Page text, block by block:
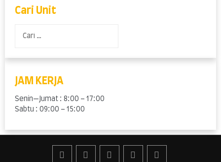
Cari Unit
untuk:
JAM KERJA
Senin—Jumat : 8:00 – 17:00
Sabtu : 09:00 – 15:00